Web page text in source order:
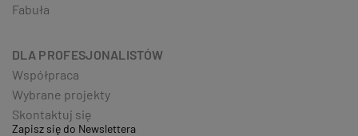
Fabuła
DLA PROFESJONALISTÓW
Współpraca
Wybrane projekty
Skontaktuj się
Zapisz się do Newslettera